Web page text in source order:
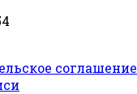
соглашение